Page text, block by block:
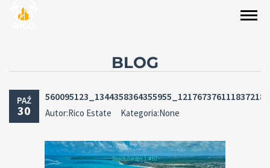
BLOG
PAŹ
30 Autor:Rico Estate Kategoria:None